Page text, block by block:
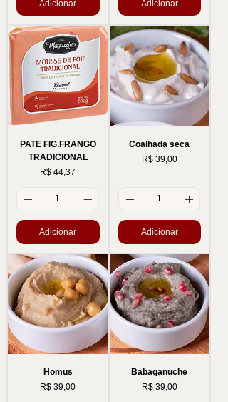
Adicionar Adicionar
PATE FIG.FRANGO
TRADICIONAL
Preço
R$ 44,37
Adicionar
Coalhada seca
Preço
R$ 39,00
Adicionar
Homus
Preço
R$ 39,00
Babaganuche
Preço
R$ 39,00